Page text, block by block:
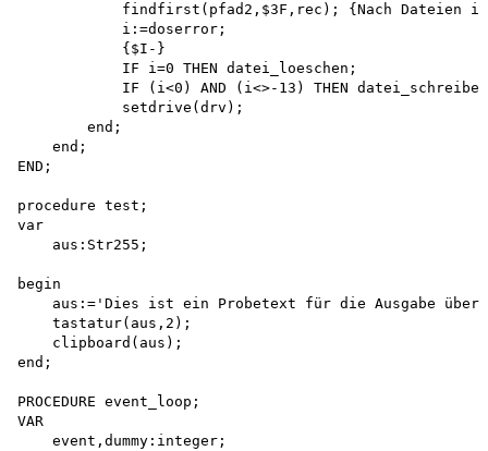
findfirst(pfad2,$3F,rec); {Nach Dateien
            i:=doserror;
            {$I-}
            IF i=0 THEN datei_loeschen;
IF (i<0) AND (i<>-13) THEN
            setdrive(drv);
        end;
    end;
END;
procedure test;
var
    aus:Str255;
begin
aus:='Dies ist ein Probetext für die Ausgabe
    tastatur(aus,2);
    clipboard(aus);
end;
PROCEDURE event_loop;
VAR
    event,dummy:integer;